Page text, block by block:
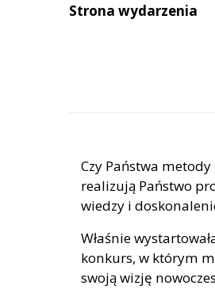
Strona wydarzenia
Czy Państwa
realizują Państwo
wiedzy i
Właśnie
konkurs, w którym
swoją wizję